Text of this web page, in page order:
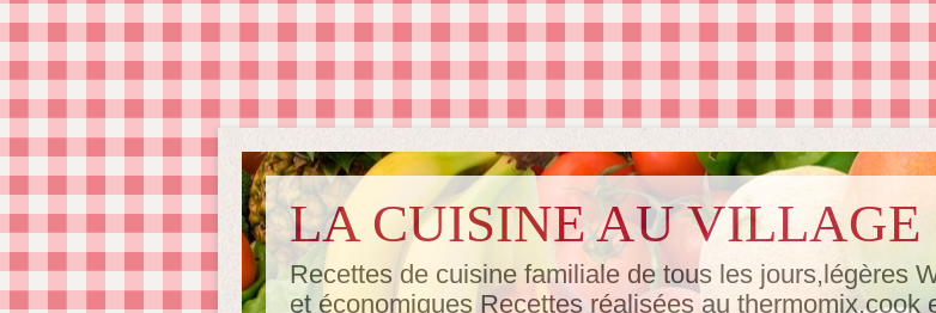
LA CUISINE AU VILLAGE
Recettes de cuisine familiale de tous les jours,légères
et économiques Recettes réalisées au thermomix,cook